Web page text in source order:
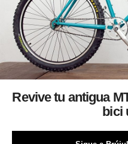
Revive tu antigua
bici